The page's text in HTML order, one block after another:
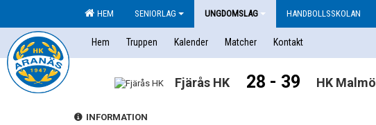
HEM SENIORLAG UNGDOMSLAG HANDBOLLSSKOLAN
Hem Truppen Kalender Matcher Kontakt
Fjärås HK 28 - 39 HK Malmö
INFORMATION